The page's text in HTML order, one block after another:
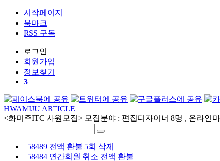
시작페이지
북마크
RSS 구독
로그인
회원 가입
정보찾기
3
HWAMIJU ARTICLE
<화미주ITC 사원모집> 모집분야 : 편집디자이너 8명 , 온라인
58489 전액 환불 5회 삭제
58484 연간회원 취소 전액 환불